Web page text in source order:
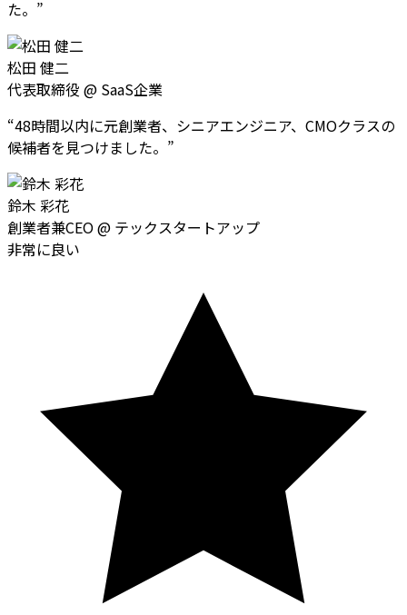
た。 ”
松田 健二
代表取締役 @ SaaS企業
“48時間以内に元創業者、シニアエンジニア、CMOクラスの
候補者を見つけました。 ”
鈴木 彩花
創業者兼CEO@ テックスタートアップ
非常に良い